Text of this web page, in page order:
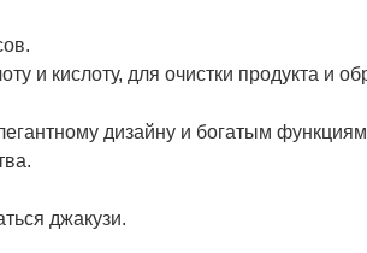
и кислоту, для очистки продукта и
дизайну и богатым
джакузи.